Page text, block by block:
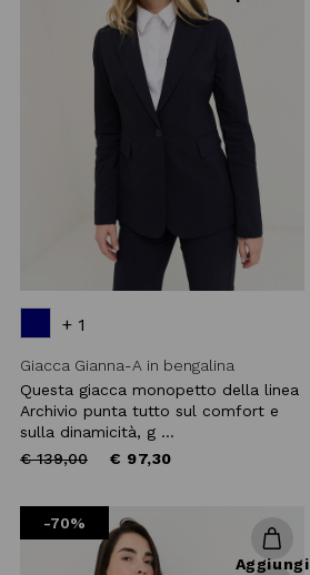
+ 1
Giacca Gianna-A in bengalina
Questa giacca monopetto della linea
Archivio punta tutto sul comfort e
sulla dinamicità, g ...
Price
€ 139,00to € 97,30
-70%
Aggiungi